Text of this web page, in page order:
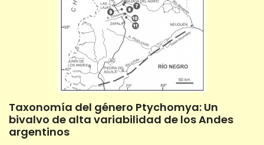
Taxonomía del género Ptychomya: Un
bivalvo de alta variabilidad de los Andes
argentinos